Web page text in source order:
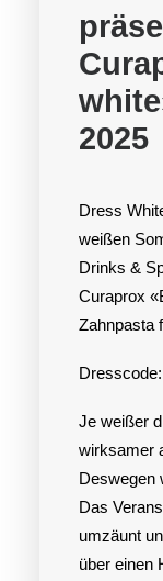
2025
Dress
weißen
Drinks &
Curaprox
Zahnpasta
Je weißer
wirksamer
Deswegen
Das
umzäunt
über einen